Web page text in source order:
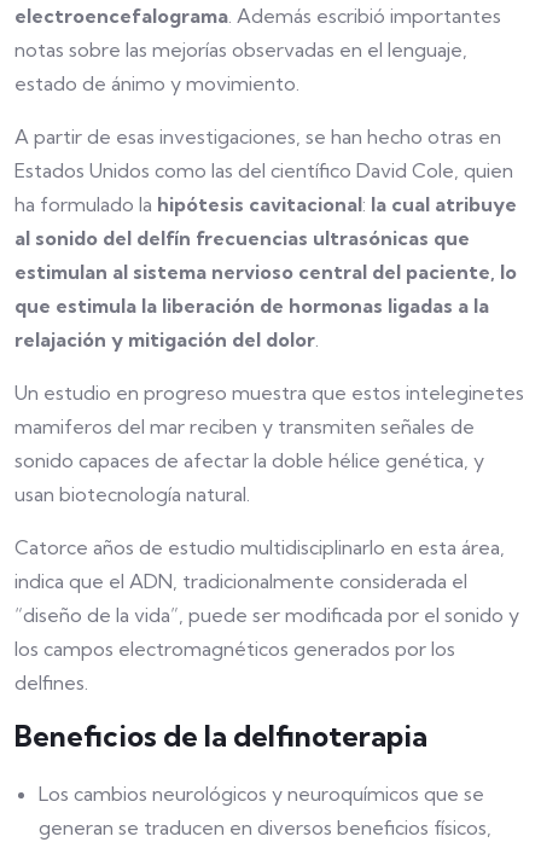
electroencefalograma. Además escribió importantes
notas sobre las mejorías observadas en el lenguaje,
estado de ánimo y movimiento.
A partir de esas investigaciones, se han hecho otras en
Estados Unidos como las del científico David Cole, quien
ha formulado la hipótesis cavitacional: la cual atribuye
al sonido del delfín frecuencias ultrasónicas que
estimulan al sistema nervioso central del paciente, lo
que estimula la liberación de hormonas ligadas a la
relajación y mitigación del dolor.
Un estudio en progreso muestra que estos inteleginetes
mamiferos del mar reciben y transmiten señales de
sonido capaces de afectar la doble hélice genética, y
usan biotecnología natural.
Catorce años de estudio multidisciplinarlo en esta área,
indica que el ADN, tradicionalmente considerada el
“diseño de la vida”, puede ser modificada por el sonido y
los campos electromagnéticos generados por los
delfines.
Beneficios de la delfinoterapia
Los cambios neurológicos y neuroquímicos que se
generan se traducen en diversos beneficios físicos,